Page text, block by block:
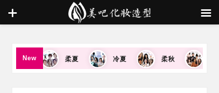
content
New 柔夏 冷夏 柔秋 暖秋